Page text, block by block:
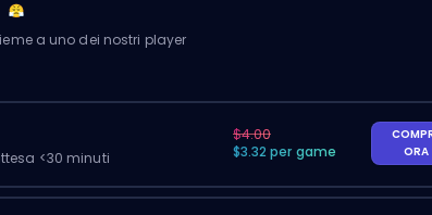
a uno dei nostri player
<30 minuti
$4.00
$3.32 per game
ORA